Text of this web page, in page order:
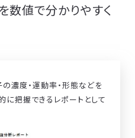
値で分かりやすく
濃度・運動率・形態などを
に把握できるレポートとして